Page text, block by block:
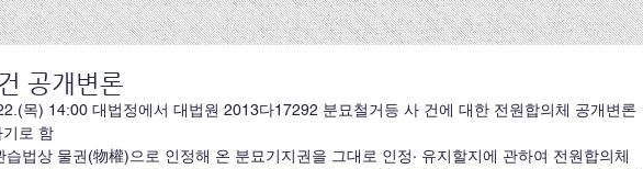
공개변론
목) 14:00 대법정에서 대법원 2013다17292 분묘철거등 사 건에 대한 전원합의체 공개변론
로 함